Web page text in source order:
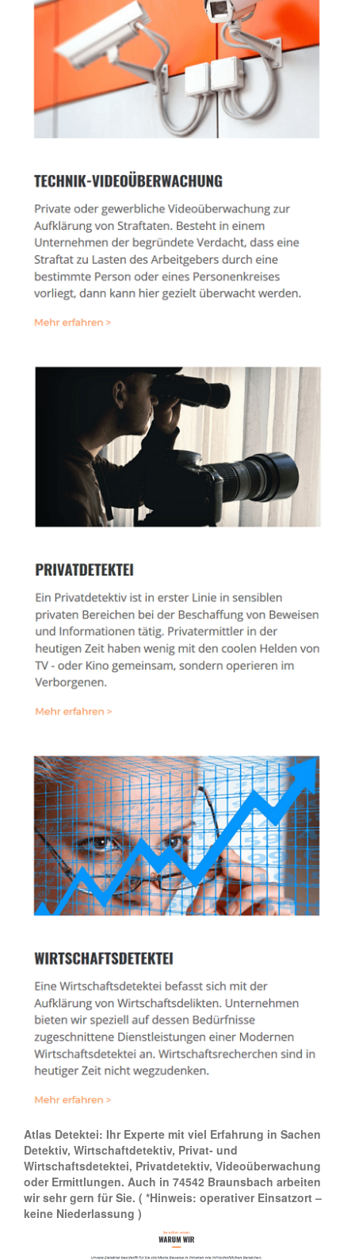
Atlas Detektei: Ihr Experte mit viel Erfahrung in Sachen
Detektiv, Wirtschaftdetektiv, Privat- und
Wirtschaftsdetektei, Privatdetektiv, Videoüberwachung
oder Ermittlungen. Auch in 74542 Braunsbach arbeiten
wir sehr gern für Sie. ( *Hinweis: operativer Einsatzort –
keine Niederlassung )